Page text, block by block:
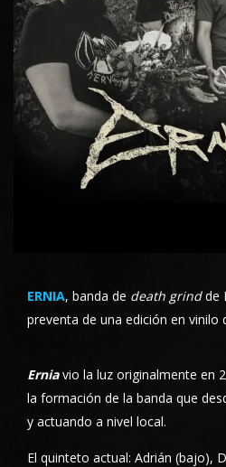
ERNIA, banda de death grindde
preventa de una edición en vinilo
Erniavio la luz originalmente en
la formación de la banda que
y actuando a nivel local.
El quinteto actual: Adrián (bajo),